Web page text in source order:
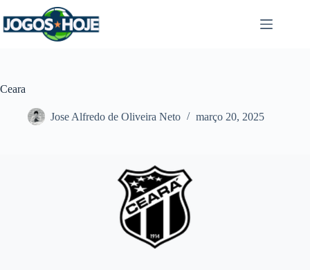
para
o
Ceara
Jose Alfredo de Oliveira Neto março 20, 2025